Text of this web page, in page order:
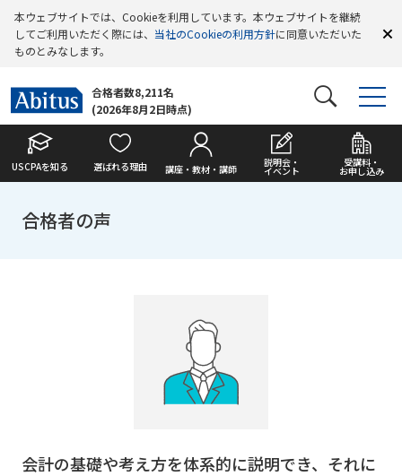
本ウェブサイトでは、Cookieを利用しています。本ウェブサイトを継続
してご利用いただく際には、 当社のCookieの利用方針に同意いただいた
ものとみなします。
合格者数8,211名
(2026年8月2日時点)
USCPAを知る 選ばれる理由 講座・教材・講師
説明会・
イベント
受講料・
お申し込み
合格者の声
会計の基礎や考え方を体系的に説明でき、それに